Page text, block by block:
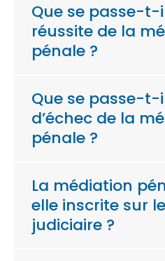
Que se passe-t-
réussite de la
pénale ?
Que se passe-t-
d’échec de la
pénale ?
La médiation
elle inscrite sur
judiciaire ?